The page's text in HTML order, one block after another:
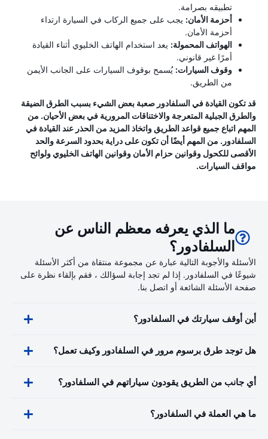
تطبيقه بصرامة.
أحزمة الأمان: يجب على جميع الركاب في السيارة ارتداء
أحزمة الأمان.
الهواتف المحمولة: يعد استخدام الهاتف الخليوي أثناء القيادة
أمرًا غير قانوني.
وقوف السيارات: يُسمح بوقوف السيارات على الجانب الأيمن
من الطريق.
قد تكون القيادة في السلفادور صعبة بعض الشيء بسبب الطرق الضيقة
والطرق الجبلية المتعرجة والاختناقات المرورية في بعض الأحيان. من
المهم اتباع جميع قواعد الطريق واتخاذ المزيد من الحذر عند القيادة في
السلفادور. من المهم أيضًا أن تكون على دراية بحدود السرعة والحد
الأقصى للكحول وقوانين حزام الأمان وقوانين الهاتف الخليوي ولوائح
مواقف السيارات.
ما الذي يعرفه معظم الناس عن
السلفادور؟
الأسئلة والأجوبة التالية عبارة عن مجموعة منتقاة من أكثر الأسئلة
شيوعًا في السلفادور. إذا لم تجد إجابة لسؤالك ، فقم بإلقاء نظرة على
صفحة الأسئلة الشائعة أو اتصل بنا.
أين أوقف سيارتك في السلفادور؟
هل توجد طرق برسوم مرور في السلفادور وكيف تعمل؟
أي جانب من الطريق يقودون سياراتهم في السلفادور؟
ما هي العملة في السلفادور؟